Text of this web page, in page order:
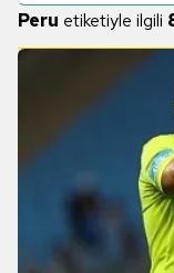
Peru etiketiyle ilgili